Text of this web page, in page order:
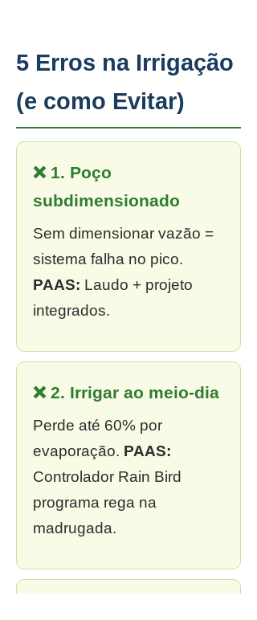
5 Erros na Irrigação
(e como Evitar)
❌ 1. Poço
subdimensionado
Sem dimensionar vazão =
sistema falha no pico.
PAAS: Laudo + projeto
integrados.
❌ 2. Irrigar ao meio-dia
Perde até 60% por
evaporação. PAAS:
Controlador Rain Bird
programa rega na
madrugada.